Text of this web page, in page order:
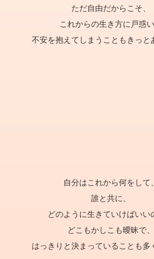
ただ自由だからこそ、
これからの生き方に戸惑い
不安を抱えてしまうこともきっと
自分はこれから何をして、
誰と共に、
どのように生きていけばいい
どこもかしこも曖昧で、
はっきりと決まっていることも多